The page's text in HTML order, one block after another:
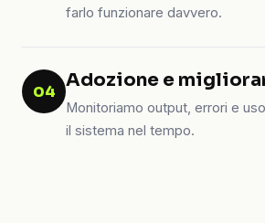
farlo funzionare davvero.
04 Adozione e
Monitoriamo output, errori e
il sistema nel tempo.